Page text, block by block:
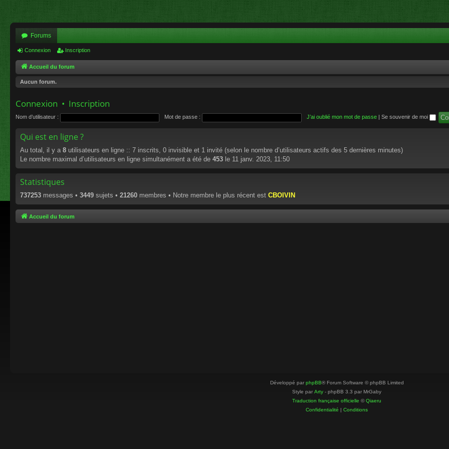
Forums
Connexion Inscription
Accueil du forum
Aucun forum.
Connexion • Inscription
Nom d’utilisateur : Mot de passe : J’ai oublié mon mot de passe Se souvenir de moi
Qui est en ligne ?
Au total, il y a 8 utilisateurs en ligne :: 7 inscrits, 0 invisible et 1 invité (selon le nombre d’utilisateurs actifs des 5 dernières minutes)
Le nombre maximal d’utilisateurs en ligne simultanément a été de 453 le 11 janv. 2023, 11:50
Statistiques
737253 messages • 3449 sujets • 21260 membres • Notre membre le plus récent est CBOIVIN
Accueil du forum
Développé par phpBB® Forum Software © phpBB Limited
Style par Arty - phpBB 3.3 par MrGaby
Traduction française officielle ©Qiaeru
Confidentialité | Conditions